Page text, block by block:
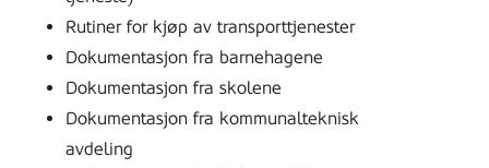
Rutiner for kjøp av transporttjenester
Dokumentasjon fra barnehagene
Dokumentasjon fra skolene
Dokumentasjon fra kommunalteknisk
avdeling